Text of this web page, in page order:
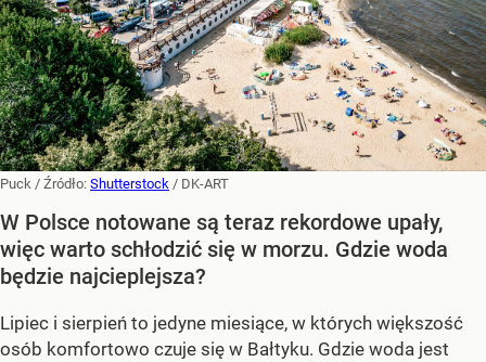
Puck / Źródło: Shutterstock / DK-ART
W Polsce notowane są teraz rekordowe upały,
więc warto schłodzić się w morzu. Gdzie woda
będzie najcieplejsza?
Lipiec i sierpień to jedyne miesiące, w których większość
osób komfortowo czuje się w Bałtyku. Gdzie woda jest